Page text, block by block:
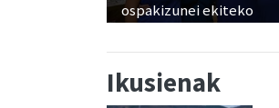
ospakizunei ekiteko
Ikusienak